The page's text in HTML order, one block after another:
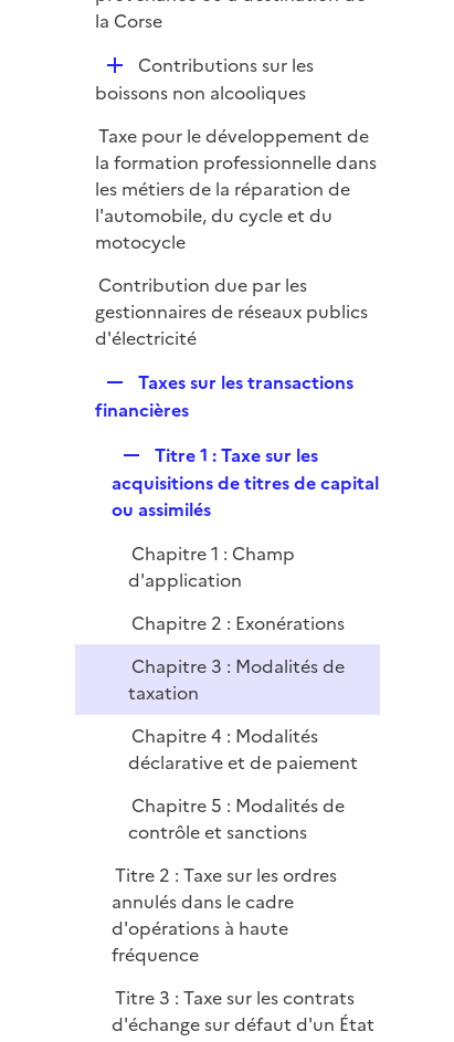
r
la Corse
D
é
l
i
e
r
Contributions sur les
boissons non alcooliques
Taxe pour le développement de
la formation professionnelle dans
les métiers de la réparation de
l'automobile, du cycle et du
motocycle
Contribution due par les
gestionnaires de réseaux publics
d'électricité
e
l
i
e
Taxes sur les transactions
financières
e
p
i
e
r
Titre 1 : Taxe sur les
acquisitions de titres de capital
ou assimilés
Chapitre 1 : Champ
d'application
Chapitre 2 : Exonérations
Chapitre 3 : Modalités de
taxation
Chapitre 4 : Modalités
déclarative et de paiement
Chapitre 5 : Modalités de
contrôle et sanctions
Titre 2 : Taxe sur les ordres
annulés dans le cadre
d'opérations à haute
fréquence
Titre 3 : Taxe sur les contrats
d'échange sur défaut d'un État